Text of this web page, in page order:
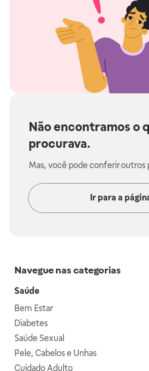
Não encontramos o
procurava.
Mas, você pode conferir outros
Ir para a
Navegue nas categorias
Saúde
Bem Estar
Diabetes
Saúde Sexual
Pele, Cabelos e Unhas
Cuidado Adulto